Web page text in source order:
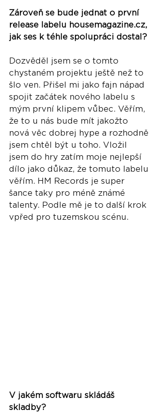
Zároveň se bude jednat o první
release labelu housemagazine.cz,
jak ses k téhle spolupráci dostal?
Dozvěděl jsem se o tomto
chystaném projektu ještě než to
šlo ven. Přišel mi jako fajn nápad
spojit začátek nového labelu s
mým první klipem vůbec. Věřím,
že to u nás bude mít jakožto
nová věc dobrej hype a rozhodně
jsem chtěl být u toho. Vložil
jsem do hry zatím moje nejlepší
dílo jako důkaz, že tomuto labelu
věřím. HM Records je super
šance taky pro méně známé
talenty. Podle mě je to další krok
vpřed pro tuzemskou scénu.
V jakém softwaru skládáš
skladby?